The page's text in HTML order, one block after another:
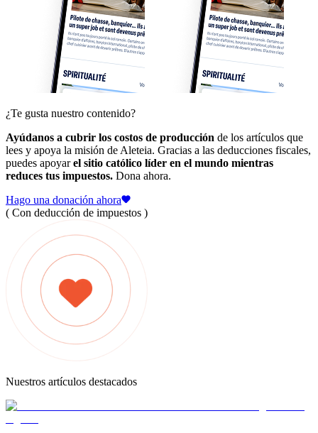
¿Te gusta nuestro contenido?
Ayúdanos a cubrir los costos de producción de los artículos que
lees y apoya la misión de Aleteia. Gracias a las deducciones fiscales,
puedes apoyarel sitio católico líder en el mundo mientras
reduces tus impuestos. Dona ahora.
Hago una donación ahora
( Con deducción de impuestos )
Nuestros artículos destacados